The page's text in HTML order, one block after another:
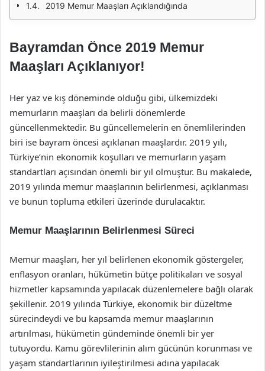
2019 Memur Maaşları Açıklandığında
Bayramdan Önce 2019 Memur
Maaşları Açıklanıyor!
Her yaz ve kış döneminde olduğu gibi, ülkemizdeki
memurların maaşları da belirli dönemlerde
güncellenmektedir. Bu güncellemelerin en önemlilerinden
biri ise bayram öncesi açıklanan maaşlardır. 2019 yılı,
Türkiye’nin ekonomik koşulları ve memurların yaşam
standartları açısından önemli bir yıl olmuştur. Bu makalede,
2019 yılında memur maaşlarının belirlenmesi, açıklanması
ve bunun topluma etkileri üzerinde durulacaktır.
Memur Maaşlarının Belirlenmesi Süreci
Memur maaşları, her yıl belirlenen ekonomik göstergeler,
enflasyon oranları, hükümetin bütçe politikaları ve sosyal
hizmetler kapsamında yapılacak düzenlemelere bağlı olarak
şekillenir. 2019 yılında Türkiye, ekonomik bir düzeltme
sürecindeydi ve bu kapsamda memur maaşlarının
artırılması, hükümetin gündeminde önemli bir yer
tutuyordu. Kamu görevlilerinin alım gücünün korunması ve
yaşam standartlarının iyileştirilmesi adına yapılacak